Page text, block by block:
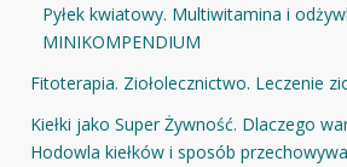
Pyłek kwiatowy. Multiwitamina i
MINIKOMPENDIUM
Fitoterapia. Ziołolecznictwo. Leczenie
Kiełki jako Super Żywność. Dlaczego
Hodowla kiełków i sposób